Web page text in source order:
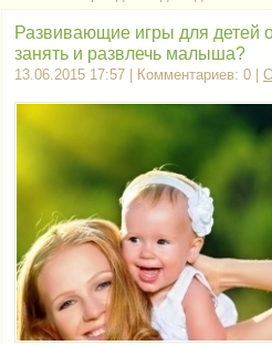
Развивающие игры для детей
занять и развлечь малыша?
13.06.2015 17:57 | Комментариев: 0 |